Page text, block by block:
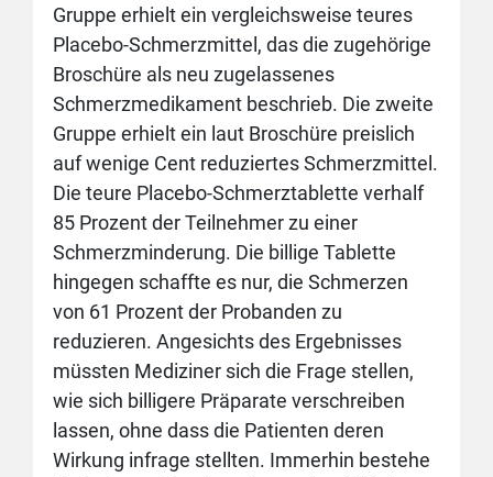
Gruppe erhielt ein vergleichsweise teures
Placebo-Schmerzmittel, das die zugehörige
Broschüre als neu zugelassenes
Schmerzmedikament beschrieb. Die zweite
Gruppe erhielt ein laut Broschüre preislich
auf wenige Cent reduziertes Schmerzmittel.
Die teure Placebo-Schmerztablette verhalf
85 Prozent der Teilnehmer zu einer
Schmerzminderung. Die billige Tablette
hingegen schaffte es nur, die Schmerzen
von 61 Prozent der Probanden zu
reduzieren. Angesichts des Ergebnisses
müssten Mediziner sich die Frage stellen,
wie sich billigere Präparate verschreiben
lassen, ohne dass die Patienten deren
Wirkung infrage stellten. Immerhin bestehe